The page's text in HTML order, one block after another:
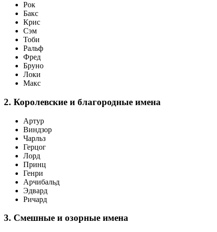
Рок
Бакс
Крис
Сэм
Тоби
Ральф
Фред
Бруно
Локи
Макс
2. Королевские и благородные имена
Артур
Виндзор
Чарльз
Герцог
Лорд
Принц
Генри
Арчибальд
Эдвард
Ричард
3. Смешные и озорные имена